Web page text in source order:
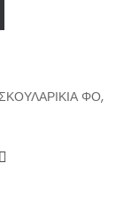
ΦΟ,